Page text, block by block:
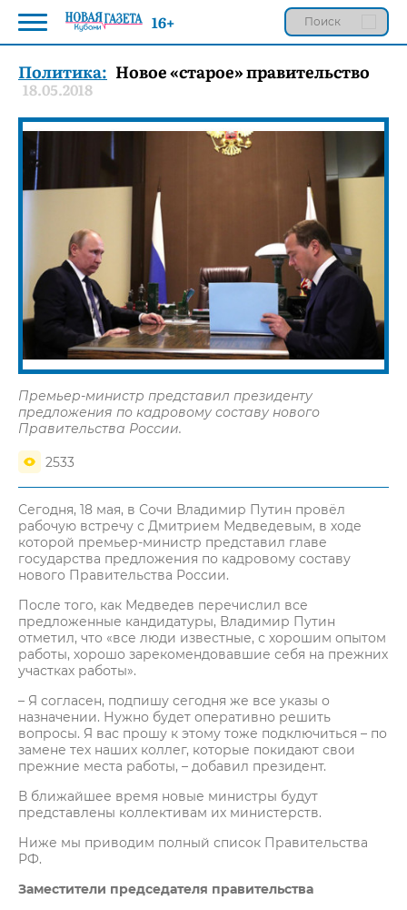
Политика: Новое «старое» правительство
18.05.2018
Премьер-министр представил президенту
предложения по кадровому составу нового
Правительства России.
2533
Сегодня, 18 мая, в Сочи Владимир Путин провёл
рабочую встречу с Дмитрием Медведевым, в ходе
которой премьер-министр представил главе
государства предложения по кадровому составу
нового Правительства России.
После того, как Медведев перечислил все
предложенные кандидатуры, Владимир Путин
отметил, что «все люди известные, с хорошим опытом
работы, хорошо зарекомендовавшие себя на прежних
участках работы».
– Я согласен, подпишу сегодня же все указы о
назначении. Нужно будет оперативно решить
вопросы. Я вас прошу к этому тоже подключиться – по
замене тех наших коллег, которые покидают свои
прежние места работы, – добавил президент.
В ближайшее время новые министры будут
представлены коллективам их министерств.
Ниже мы приводим полный список Правительства
РФ.
Заместители председателя правительства
16+